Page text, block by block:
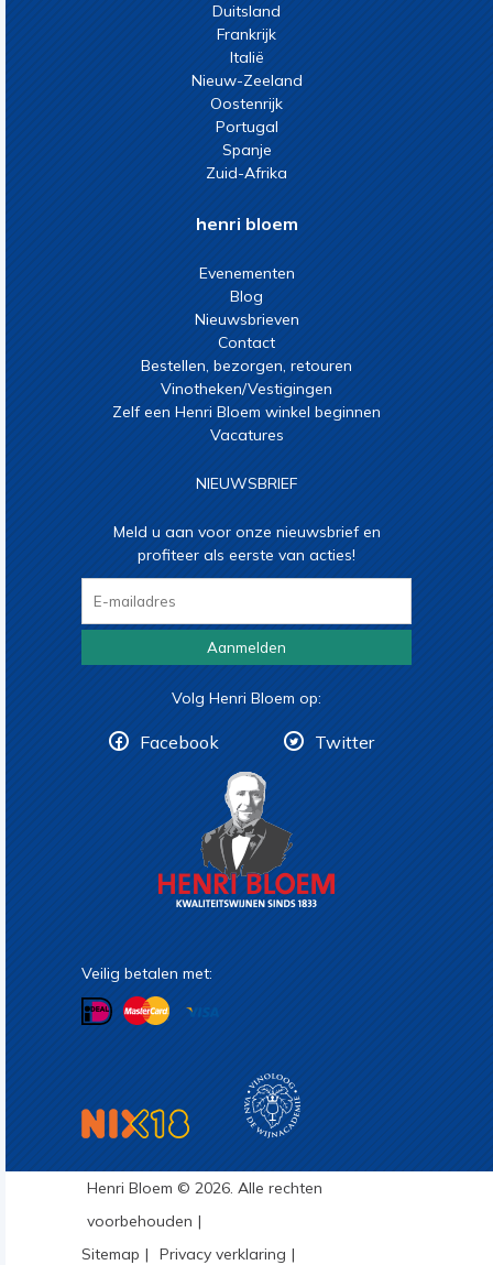
Duitsland
Frankrijk
Italië
Nieuw-Zeeland
Oostenrijk
Portugal
Spanje
Zuid-Afrika
henri bloem
Evenementen
Blog
Nieuwsbrieven
Contact
Bestellen, bezorgen, retouren
Vinotheken/Vestigingen
Zelf een Henri Bloem winkel beginnen
Vacatures
NIEUWSBRIEF
Meld u aan voor onze nieuwsbrief en
profiteer als eerste van acties!
Aanmelden
Volg Henri Bloem op:
Facebook Twitter
Veilig betalen met:
Henri Bloem © 2026. Alle rechten
voorbehouden
Sitemap
Privacy verklaring